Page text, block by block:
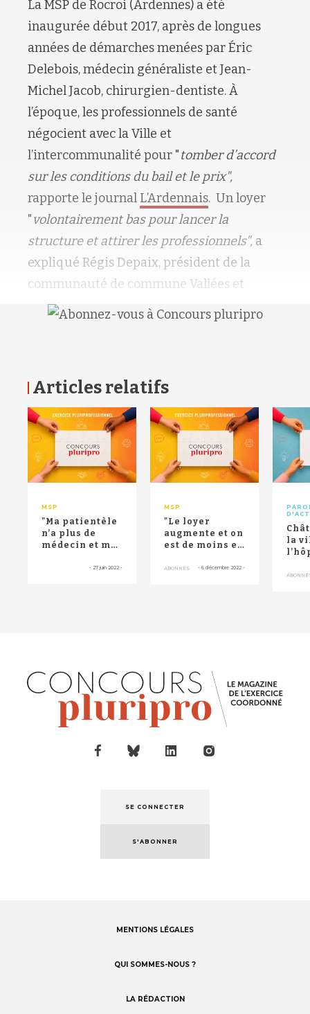
La MSP de Rocroi (Ardennes) a été
inaugurée début 2017, après de longues
années de démarches menées par Éric
Delebois, médecin généraliste et Jean-
Michel Jacob, chirurgien-dentiste. À
l’époque, les professionnels de santé
négocient avec la Ville et
l’intercommunalité pour "tomber d’accord
sur les conditions du bail et le prix",
rapporte le journal L’Ardennais. Un loyer
"volontairement bas pour lancer la
structure et attirer les professionnels", a
expliqué Régis Depaix, président de la
communauté de commune Vallées et
Articles relatifs
MSP
"Ma patientèle
n’a plus de
médecin et moi
: une génér...
- 27 juin 2022 -
MSP
"Le loyer
augmente et on
est de moins en
nombreux" :
ABONNÉS - 6 décembre 2022 -
la
RETOUR HAUT DE PAGE
SE CONNECTER
S'ABONNER
MENTIONS LÉGALES
QUI SOMMES-NOUS ?
LA RÉDACTION